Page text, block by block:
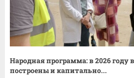
Народная программа: в 2026 году
построены и капитально...